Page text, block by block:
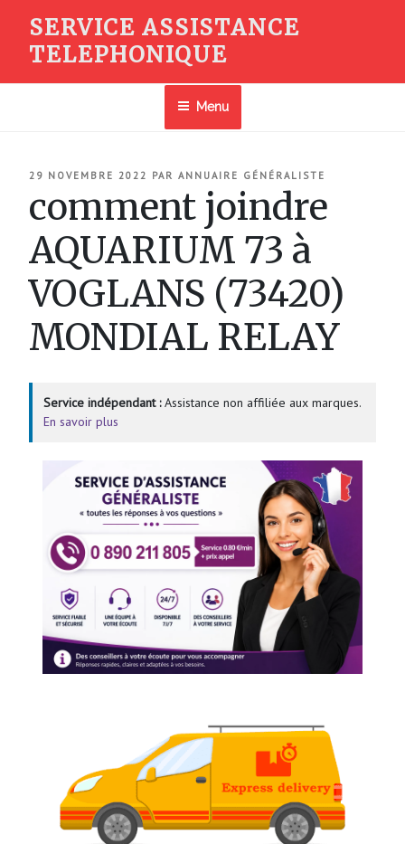
contenu
SERVICE ASSISTANCE
TELEPHONIQUE
Menu
PUBLIÉ
29 NOVEMBRE 2022 PAR ANNUAIRE GÉNÉRALISTE
comment joindre
AQUARIUM 73 à
VOGLANS (73420)
MONDIAL RELAY
Service indépendant :Assistance non affiliée aux marques.
En savoir plus